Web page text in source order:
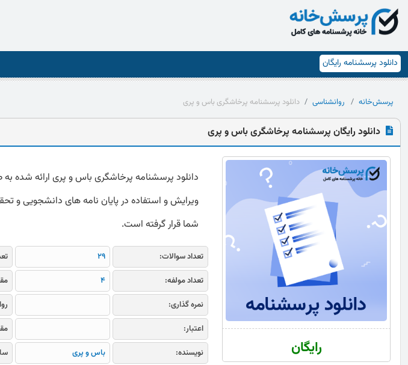
دانلود پرسشنامه رایگان
پرسش‌خانه روانشناسی دانلود پرسشنامه پرخاشگری باس و پری
دانلود رایگان پرسشنامه پرخاشگری باس و پری
رایگان
ویرایش و استفاده در پایان نامه های دانشجویی و
شما قرار گرفته است.
تعداد سوالات: 29
تعداد مولفه:
4
نمره گذاری:
اعتبار:
نویسنده:
باس و پری